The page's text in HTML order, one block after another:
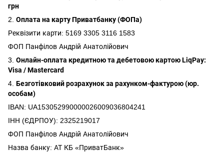
грн
2. Оплата на карту Приватбанку (ФОПа)
Реквізити карти: 5169 3305 3116 1583
ФОП Панфілов Андрій Анатолійович
3. Онлайн-оплата кредитною та дебетовою картою LiqPay:
Visa / Mastercard
4. Безготівковий розрахунок за рахунком-фактурою (юр.
особам)
IBAN: UA153052990000026009036804241
ІНН (ЄДРПОУ): 2325219017
ФОП Панфілов Андрій Анатолійович
Назва банку: АТ КБ «ПриватБанк»